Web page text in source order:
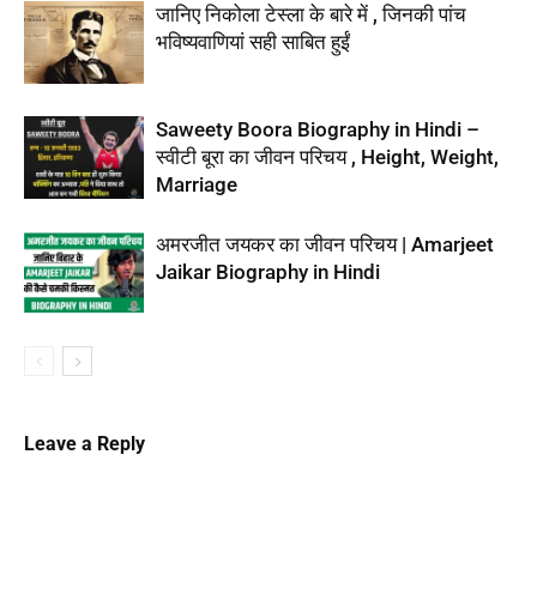
जानिए निकोला टेस्ला के बारे में , जिनकी पांच
भविष्यवाणियां सही साबित हुईं
Saweety Boora Biography in Hindi –
स्वीटी बूरा का जीवन परिचय , Height, Weight,
Marriage
अमरजीत जयकर का जीवन परिचय | Amarjeet
Jaikar Biography in Hindi
Leave a Reply